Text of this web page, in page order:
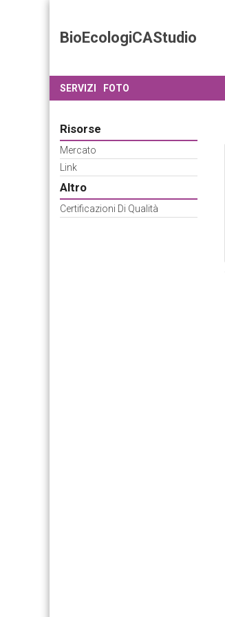
BioEcologiCAStudio
SERVIZI FOTO
Risorse
Mercato
Link
Altro
Certificazioni Di Qualità